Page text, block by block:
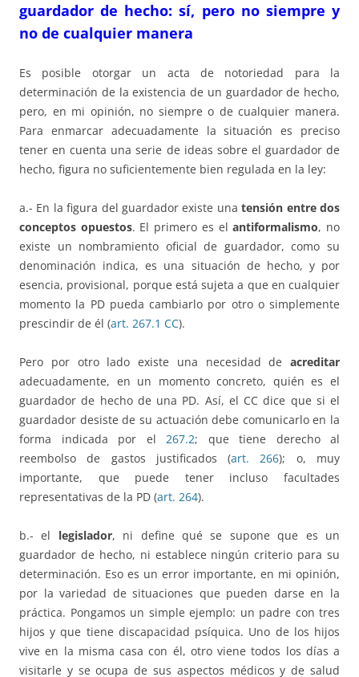
guardador de hecho: sí, pero no siempre y
no de cualquier manera
Es posible otorgar un acta de notoriedad para la
determinación de la existencia de un guardador de hecho,
pero, en mi opinión, no siempre o de cualquier manera.
Para enmarcar adecuadamente la situación es preciso
tener en cuenta una serie de ideas sobre el guardador de
hecho, figura no suficientemente bien regulada en la ley:
a.- En la figura del guardador existe unatensión entre dos
conceptos opuestos. El primero es elantiformalismo, no
existe un nombramiento oficial de guardador, como su
denominación indica, es una situación de hecho, y por
esencia, provisional, porque está sujeta a que en cualquier
momento la PD pueda cambiarlo por otro o simplemente
prescindir de él (art. 267.1 CC).
Pero por otro lado existe una necesidad de acreditar
adecuadamente, en un momento concreto, quién es el
guardador de hecho de una PD. Así, el CC dice que si el
guardador desiste de su actuación debe comunicarlo en la
forma indicada por el 267.2; que tiene derecho al
reembolso de gastos justificados (art. 266); o, muy
importante, que puede tener incluso facultades
representativas de la PD (art. 264).
b.- el legislador, ni define qué se supone que es un
guardador de hecho, ni establece ningún criterio para su
determinación. Eso es un error importante, en mi opinión,
por la variedad de situaciones que pueden darse en la
práctica. Pongamos un simple ejemplo: un padre con tres
hijos y que tiene discapacidad psíquica. Uno de los hijos
vive en la misma casa con él, otro viene todos los días a
visitarle y se ocupa de sus aspectos médicos y de salud